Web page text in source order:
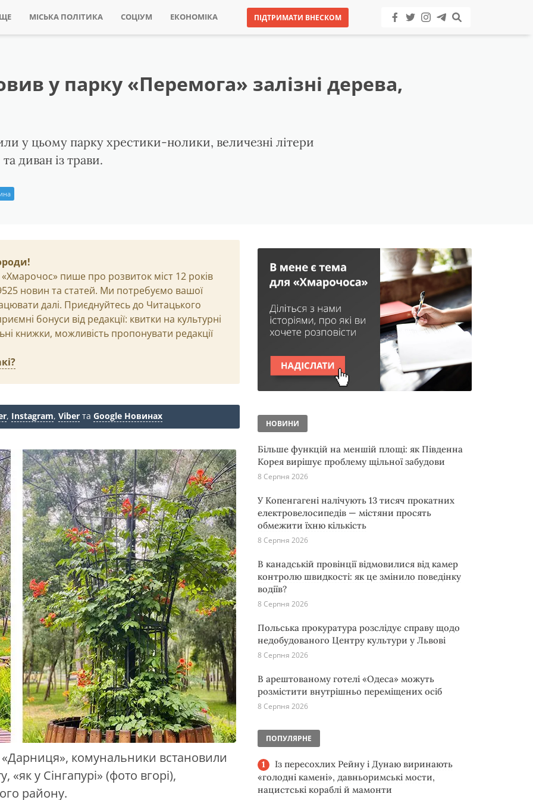
МІСЬКА ПОЛІТИКА СОЦІУМ ЕКОНОМІКА ПІДТРИМАТИ ВНЕСКОМ
у парку «Перемога» залізні дерева,
у цьому парку хрестики-нолики, величезні літери
диван із трави.
пише про розвиток міст 12 років
новин та статей. Ми потребуємо вашої
далі. Приєднуйтесь до Читацького
бонуси від редакції: квитки на культурні
книжки, можливість пропонувати редакції
, Instagram, Viber та Google Новинах
комунальники встановили
«як у Сінгапурі» (фото вгорі),
району.
НОВИНИ
Більше функцій на меншій площі: як Південна
Корея вирішує проблему щільної забудови
8 Серпня 2026
У Копенгагені налічують 13 тисяч прокатних
електровелосипедів — містяни просять
обмежити їхню кількість
8 Серпня 2026
В канадській провінції відмовилися від камер
контролю швидкості: як це змінило поведінку
водіїв?
8 Серпня 2026
Польська прокуратура розслідує справу щодо
недобудованого Центру культури у Львові
8 Серпня 2026
В арештованому готелі «Одеса» можуть
розмістити внутрішньо переміщених осіб
8 Серпня 2026
ПОПУЛЯРНЕ
Із пересохлих Рейну і Дунаю виринають
«голодні камені», давньоримські мости,
нацистські кораблі й мамонти